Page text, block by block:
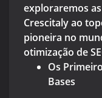
exploraremos
Crescitaly ao
pioneira no
otimização de
Os
Bases